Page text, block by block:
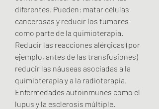
diferentes. Pueden: matar células
cancerosas y reducir los tumores
como parte de la quimioterapia.
Reducir las reacciones alérgicas (por
ejemplo, antes de las transfusiones)
reducir las náuseas asociadas a la
quimioterapia y a la radioterapia.
Enfermedades autoinmunes como el
lupus y la esclerosis múltiple.